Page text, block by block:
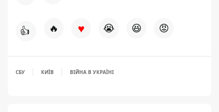
👍 🔥 ♥ 😭 😆 😡
СБУ КИЇВ ВІЙНА В УКРАЇНІ